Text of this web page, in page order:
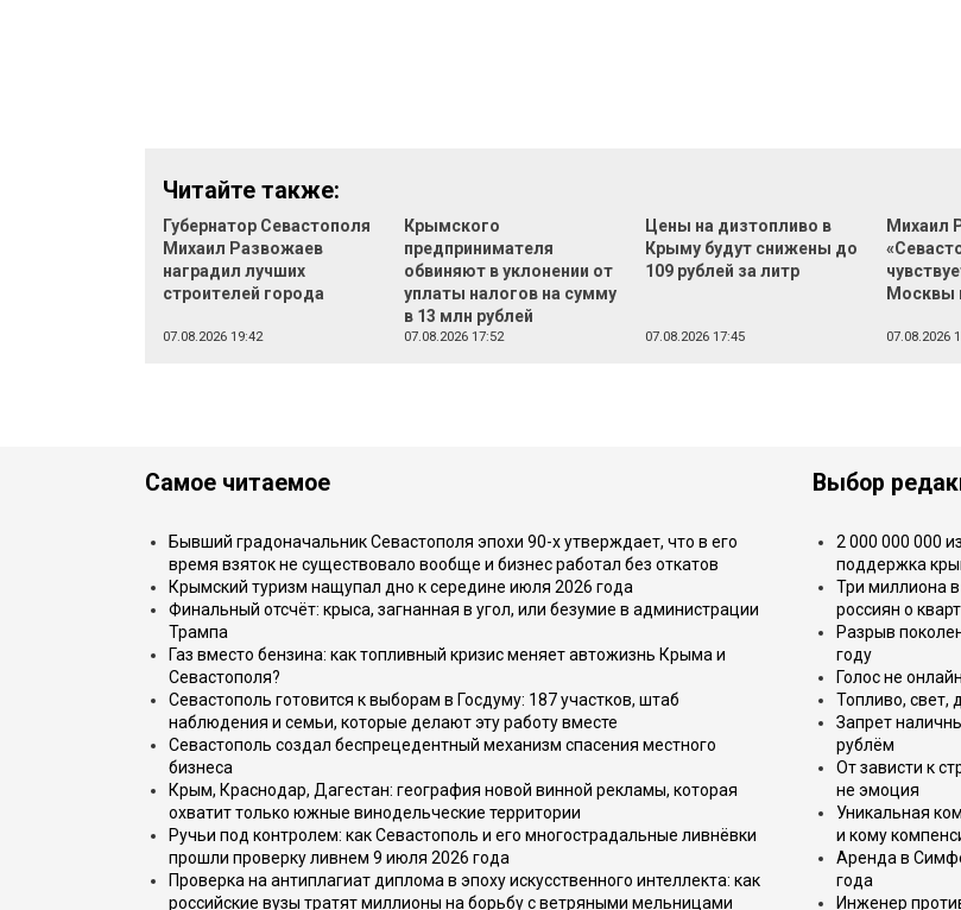
Читайте также:
Губернатор Севастополя
Михаил Развожаев
наградил лучших
строителей города
07.08.2026 19:42
Крымского
предпринимателя
обвиняют в уклонении от
уплаты налогов на сумму
в 13 млн рублей
07.08.2026 17:52
Цены на дизтопливо в
Крыму будут снижены до
109 рублей за литр
07.08.2026 17:45
Михаил
Москвы
07.08.2026
Самое читаемое
Бывший градоначальник Севастополя эпохи 90-х утверждает, что в его
время взяток не существовало вообще и бизнес работал без откатов
Крымский туризм нащупал дно к середине июля 2026 года
Финальный отсчёт: крыса, загнанная в угол, или безумие в администрации
Трампа
Газ вместо бензина: как топливный кризис меняет автожизнь Крыма и
Севастополя?
Севастополь готовится к выборам в Госдуму: 187 участков, штаб
наблюдения и семьи, которые делают эту работу вместе
Севастополь создал беспрецедентный механизм спасения местного
бизнеса
Крым, Краснодар, Дагестан: география новой винной рекламы, которая
охватит только южные винодельческие территории
Ручьи под контролем: как Севастополь и его многострадальные ливнёвки
прошли проверку ливнем 9 июля 2026 года
Проверка на антиплагиат диплома в эпоху искусственного интеллекта: как
российские вузы тратят миллионы на борьбу с ветряными мельницами
Выбор
2 000 000 000
поддержка
Три миллиона
россиян о
Разрыв
году
Голос не
Топливо, свет,
Запрет
рублём
От зависти к
не эмоция
Уникальная
и кому
Аренда в
года
Инженер